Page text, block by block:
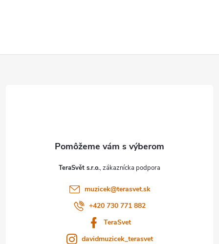
TeraSvět s.r.o.
muzicek@terasvet.sk
+420 730 771 882
TeraSvet
davidmuzicek_terasvet